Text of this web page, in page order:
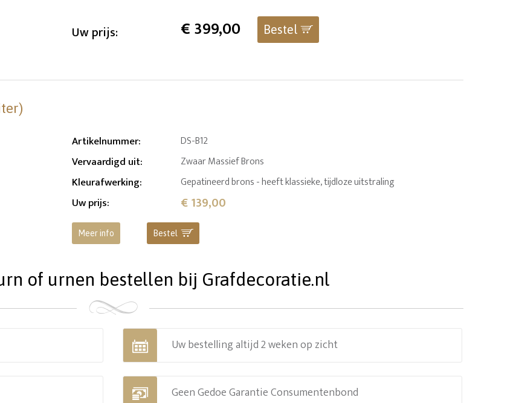
Uw prijs: €399,00 Bestel
Artikelnummer: DS-B12
Vervaardigd uit: Zwaar Massief Brons
Kleurafwerking: Gepatineerd brons - heeft klassieke, tijdloze uitstraling
Uw prijs: € 139,00
Meer info Bestel
of urnen bestellen bij Grafdecoratie.nl
Uw bestelling altijd 2 weken op zicht
Geen Gedoe Garantie Consumentenbond